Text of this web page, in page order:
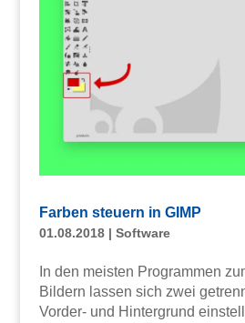
Farben steuern in GIMP
01.08.2018| Software
In den meisten Programmen
Bildern lassen sich zwei
Vorder- und Hintergrund